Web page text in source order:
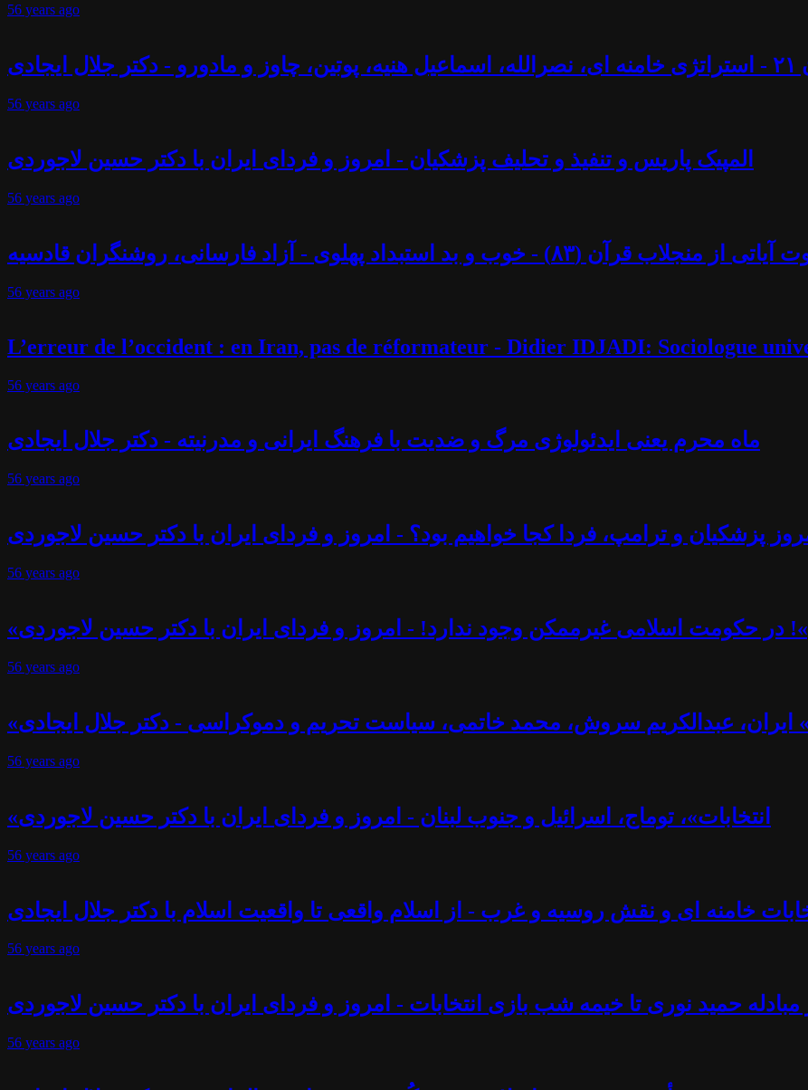
56 years ago
56 years ago
المپیک پاریس و تنفیذ و تحلیف پزشکیان - امروز و فردای ایران با دکتر حسین لاجوردی
56 years ago
پهلوی - آزاد فارسانی، روشنگران قادسیه
56 years ago
L’erreur de l’occident : en Iran, pas de réformateur - Didier IDJADI: Sociologue
56 years ago
ماه محرم یعنی ایدئولوژی مرگ و ضدیت با فرهنگ ایرانی و مدرنیته - دکتر جلال ایجادی
56 years ago
پزشکیان و ترامپ، فردا کجا خواهیم بود؟ - امروز و فردای ایران با دکتر حسین لاجوردی
56 years ago
در حکومت اسلامی غیرممکن وجود ندارد! - امروز و فردای ایران با دکتر حسین لاجوردی
56 years ago
ایران، عبدالکریم سروش، محمد خاتمی، سیاست تحریم و دموکراسی - دکتر جلال ایجادی
56 years ago
«انتخابات»، توماج، اسرائیل و جنوب لبنان - امروز و فردای ایران با دکتر حسین لاجوردی
56 years ago
خامنه ای و نقش روسیه و غرب - از اسلام واقعی تا واقعیت اسلام با دکتر جلال ایجادی
56 years ago
مبادله حمید نوری تا خیمه شب بازی انتخابات - امروز و فردای ایران با دکتر حسین لاجوردی
56 years ago